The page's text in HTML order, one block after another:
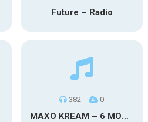
Future – Radio
382 0
MAXO KREAM – 6 MONTHS CLEAN